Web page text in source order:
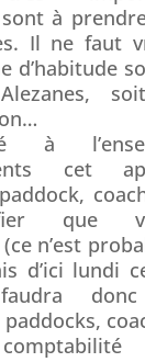
sont à
Il ne faut
d’habitude
à
cet
que
n’est
d’ici lundi
donc